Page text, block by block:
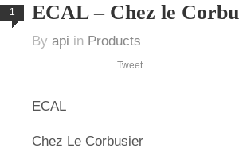
1 ECAL – Chez le
By api in Products
Tweet
ECAL
Chez Le Corbusier